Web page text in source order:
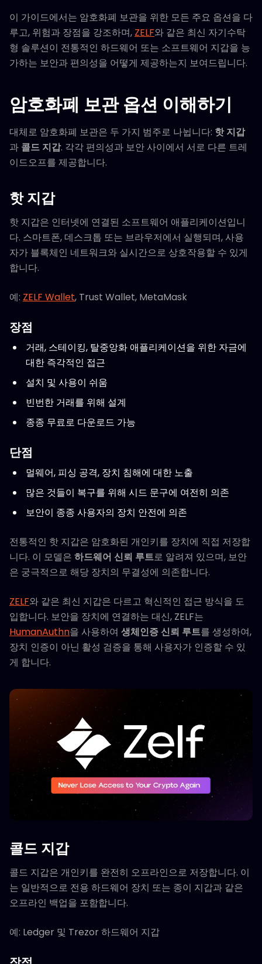
이 가이드에서는 암호화폐 보관을 위한 모든 주요 옵션을 다
루고, 위험과 장점을 강조하며, ZELF와 같은 최신 자기수탁
형 솔루션이 전통적인 하드웨어 또는 소프트웨어 지갑을 능
가하는 보안과 편의성을 어떻게 제공하는지 보여드립니다.
암호화폐 보관 옵션 이해하기
대체로 암호화폐 보관은 두 가지 범주로 나뉩니다: 핫 지갑
과 콜드 지갑. 각각 편의성과 보안 사이에서 서로 다른 트레
이드오프를 제공합니다.
핫 지갑
핫 지갑은 인터넷에 연결된 소프트웨어 애플리케이션입니
다. 스마트폰, 데스크톱 또는 브라우저에서 실행되며, 사용
자가 블록체인 네트워크와 실시간으로 상호작용할 수 있게
합니다.
예: ZELF Wallet, Trust Wallet, MetaMask
장점
거래, 스테이킹, 탈중앙화 애플리케이션을 위한 자금에
대한 즉각적인 접근
설치 및 사용이 쉬움
빈번한 거래를 위해 설계
종종 무료로 다운로드 가능
단점
멀웨어, 피싱 공격, 장치 침해에 대한 노출
많은 것들이 복구를 위해 시드 문구에 여전히 의존
보안이 종종 사용자의 장치 안전에 의존
전통적인 핫 지갑은 암호화된 개인키를 장치에 직접 저장합
니다. 이 모델은 하드웨어 신뢰 루트로 알려져 있으며, 보안
은 궁극적으로 해당 장치의 무결성에 의존합니다.
ZELF와 같은 최신 지갑은 다르고 혁신적인 접근 방식을 도
입합니다. 보안을 장치에 연결하는 대신, ZELF는
HumanAuthn을 사용하여 생체인증 신뢰 루트를 생성하여,
장치 인증이 아닌 활성 검증을 통해 사용자가 인증할 수 있
게 합니다.
콜드 지갑
콜드 지갑은 개인키를 완전히 오프라인으로 저장합니다. 이
는 일반적으로 전용 하드웨어 장치 또는 종이 지갑과 같은
오프라인 백업을 포함합니다.
예: Ledger 및 Trezor 하드웨어 지갑